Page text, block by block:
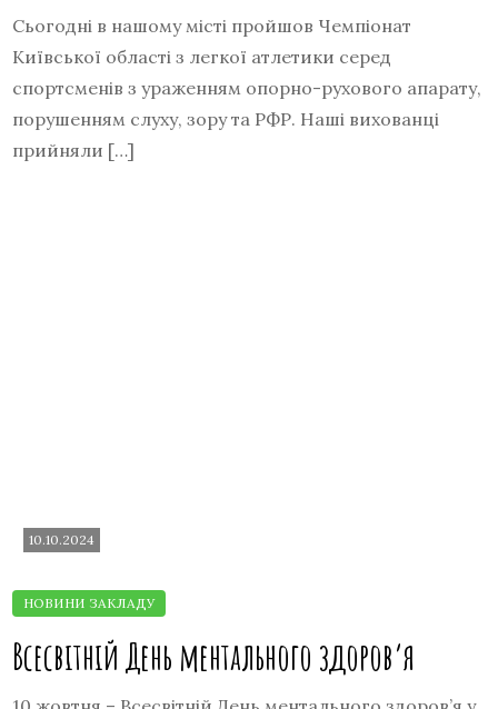
Сьогодні в нашому місті пройшов Чемпіонат
Київської області з легкої атлетики серед
спортсменів з ураженням опорно-рухового апарату,
порушенням слуху, зору та РФР. Наші вихованці
прийняли […]
10.10.2024
Всесвітній День ментального здоров’я